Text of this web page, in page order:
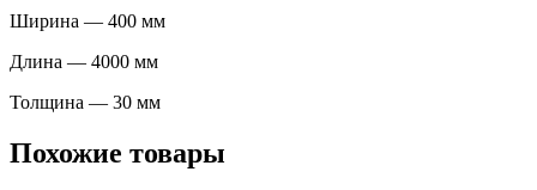
Ширина — 400 мм
Длина — 4000 мм
Толщина — 30 мм
Похожие товары